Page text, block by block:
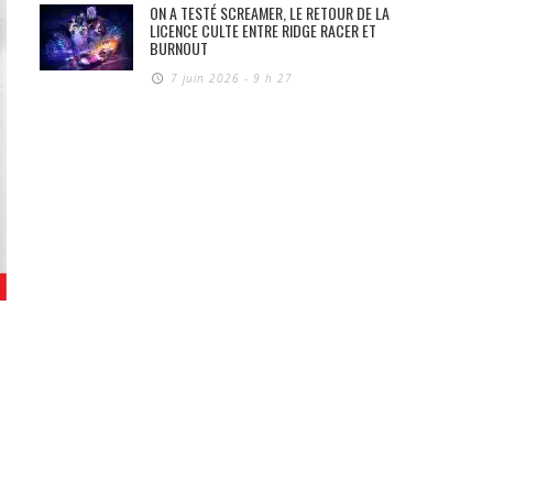
ON A TESTÉ SCREAMER, LE RETOUR DE LA
LICENCE CULTE ENTRE RIDGE RACER ET
BURNOUT
7 juin 2026 - 9 h 27